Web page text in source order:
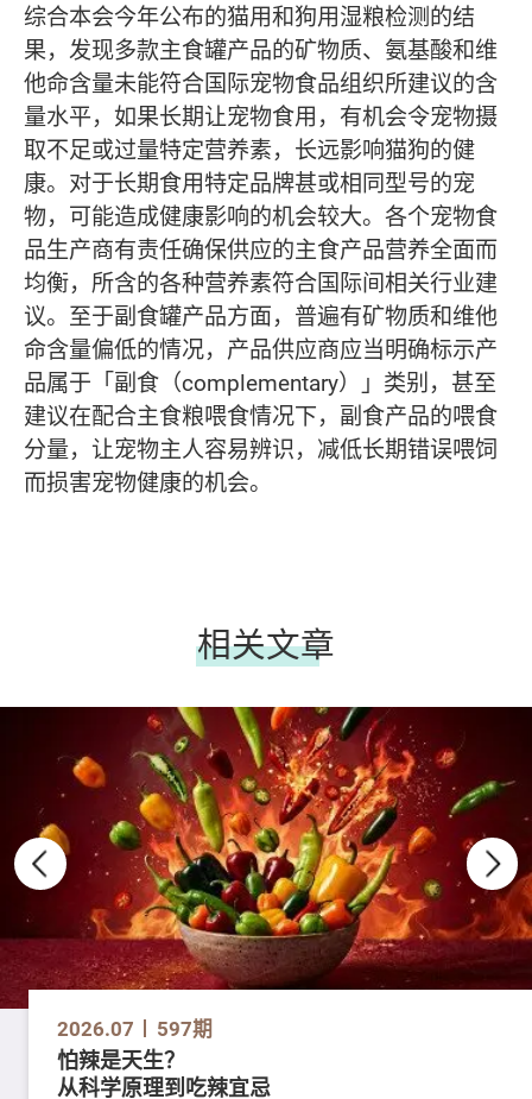
综合本会今年公布的猫用和狗用湿粮检测的结
果，发现多款主食罐产品的矿物质、氨基酸和维
他命含量未能符合国际宠物食品组织所建议的含
量水平，如果长期让宠物食用，有机会令宠物摄
取不足或过量特定营养素，长远影响猫狗的健
康。对于长期食用特定品牌甚或相同型号的宠
物，可能造成健康影响的机会较大。各个宠物食
品生产商有责任确保供应的主食产品营养全面而
均衡，所含的各种营养素符合国际间相关行业建
议。至于副食罐产品方面，普遍有矿物质和维他
命含量偏低的情况，产品供应商应当明确标示产
品属于「副食（complementary）」类别，甚至
建议在配合主食粮喂食情况下，副食产品的喂食
分量，让宠物主人容易辨识，减低长期错误喂饲
而损害宠物健康的机会。
相关文章
2026.07 597期
怕辣是天生？
从科学原理到吃辣宜忌